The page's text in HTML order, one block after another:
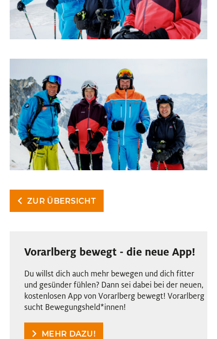
ZUR ÜBERSICHT
Vorarlberg bewegt - die neue App!
Du willst dich auch mehr bewegen und dich fitter
und gesünder fühlen? Dann sei dabei bei der neuen,
kostenlosen App von Vorarlberg bewegt! Vorarlberg
sucht Bewegungsheld*innenInnen
!
MEHR DAZU!